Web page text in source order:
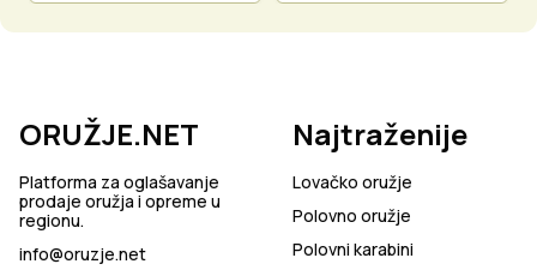
ORUŽJE.NET
Platforma za oglašavanje
prodaje oružja i opreme u
regionu.
info@oruzje.net
Najtraženije
Lovačko oružje
Polovno oružje
Polovni karabini